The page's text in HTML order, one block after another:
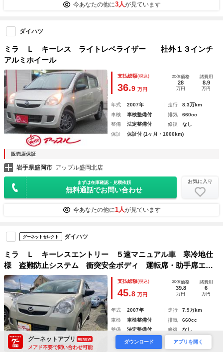
今あなたの他に3人が見ています
ダイハツ
ミラ Ｌ キーレス ライトレベライザー 社外１３インチ
アルミホイール
支払総額(税込)
36.9 万円
本体価格
28
万円
諸費用
8.9
万円
年式 2007年 走行
8.3万km
車検
車検整備付 排気
660cc
整備
法定整備付 修復
なし
保証
保証付 (1ヶ月・1000km)
販売店保証
岩手県盛岡市 アップル盛岡北店
まずは在庫確認・見積依頼
無料通話でお問い合わせ
お気に入り
今あなたの他に1人が見ています
グーネットセレクト ダイハツ
ミラ Ｌ キーレスエントリー ５速マニュアル車 寒冷地仕
様 盗難防止システム 衝突安全ボディ 運転席・助手席エア
バッグ ＣＤ 基本装備付き
支払総額(税込)
45.8 万円
本体価格
39.8
万円
諸費用
6
万円
年式 2007年 走行
7.9万km
車検
車検整備付 排気
660cc
整備
法定整備付 修復
なし
保証無
グーネットアプリ RENEW
メアド不要で問い合わせ可能
ダウンロード アプリを開く